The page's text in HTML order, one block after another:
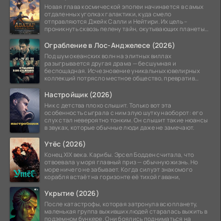
Новая глава космической эпопеи начинается в самых
отдаленных уголках галактики, куда смело
отправляются Джейк Салли и Нейтири. Их цель –
проникнуть сквозь пелену тайн, окутывающих планеты
Ограбление в Лос-Анджелесе (2026)
Под шум океанских волн на элитных виллах
разыгрывается другая драма — бесшумная и
беспощадная. Исчезновение уникальных ювелирных
коллекций потрясло местное общество, превратив
Настройщик (2026)
Ник с детства плохо слышит. Только вот эта
особенность сыграла с ним злую шутку наоборот: его
слух стал невероятно тонким. Он слышит такие нюансы
в звуках, которые обычные люди даже не замечают.
Утёс (2026)
Конец XIX века. Карибы. Эрсел Бодден считала, что
отвоевала у моря главный приз — обычную жизнь. Но
море ничего не забывает. Когда силуэт знакомого
корабля встаёт на горизонте её тихой гавани,
Укрытие (2026)
После катастрофы, которая затронула всю планету,
маленькая группа выживших людей старалась выжить в
подземном бункере. Они боялись подниматься на